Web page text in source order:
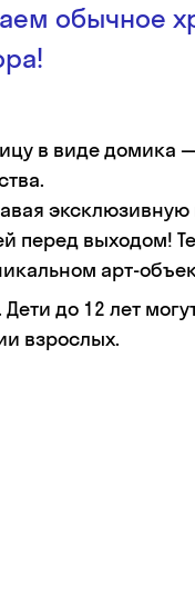
обычное
в виде домика
эксклюзивную
перед выходом!
арт-
до 12 лет
взрослых.